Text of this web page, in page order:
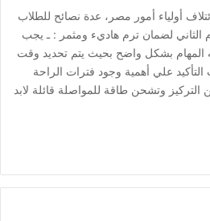
أولياء أمور مصر، عدة نصائح للطلاب
الثاني لضمان ترم هاديء ومثمر : ـ يجب
المهام بشكل واضح بحيث يتم تحديد وقت
علي أهمية وجود فترات الراحة
التركيز وتشحن طاقة للمواصلة قائلة لابد